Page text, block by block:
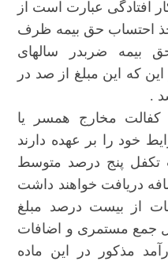
کار افتادگی عبارت است از
احتساب حق بیمه ظرف
بیمه ضربدر سالهای
که این مبلغ از صد در
.
که کفالت مخارج همسر یا
خود را بر عهده دارند
تکفل پنج درصد متوسط
دریافت خواهند داشت
از بیست درصد مبلغ
جمع مستمری و اضافات
مذکور در این ماده